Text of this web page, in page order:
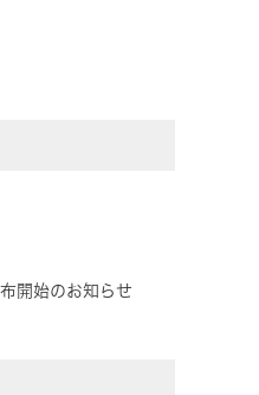
開始のお知らせ